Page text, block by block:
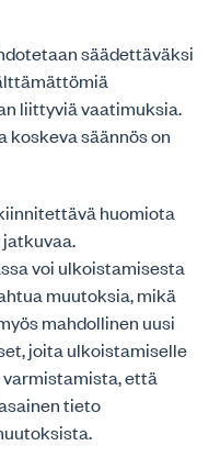
säädettäväksi
liittyviä vaatimuksia.
koskeva säännös on
huomiota
voi ulkoistamisesta
muutoksia, mikä
mahdollinen uusi
joita ulkoistamiselle
että
tieto